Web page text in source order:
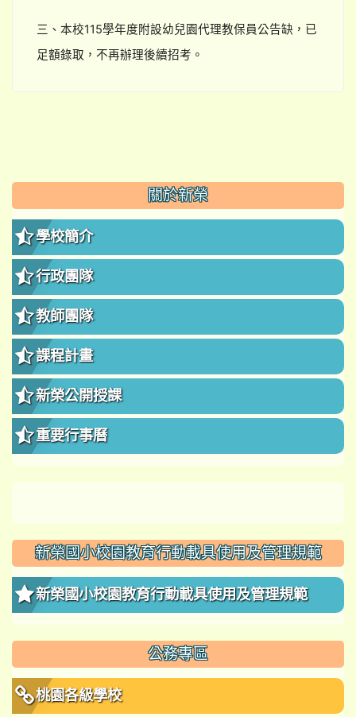
三、本校115學年度附設幼兒園代理教保員公告缺，已
足額錄取，不再辦理後續招考。
::: 關於新榮
學校簡介
行政團隊
教師團隊
課程計畫
新榮公開授課
重要行事曆
新榮國小校園教育行動載具使用及管理規範
新榮國小校園教育行動載具使用及管理規範
公務專區
桃園各級學校